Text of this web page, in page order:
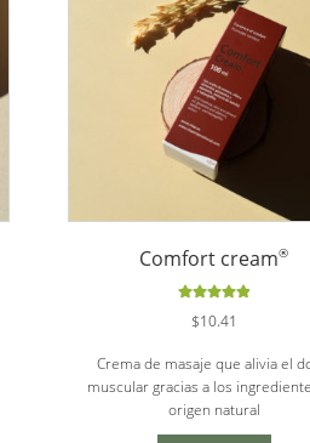
Comfort cream®
con
$10.41
Crema de masaje que alivia el
muscular gracias a los
origen natural